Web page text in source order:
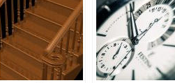
influent sur
l’utilisation de
l’Internet ?